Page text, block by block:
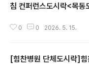
침 컨퍼런스도시락<목동
0 0 2026. 5. 15.
[힘찬병원 단체도시락]